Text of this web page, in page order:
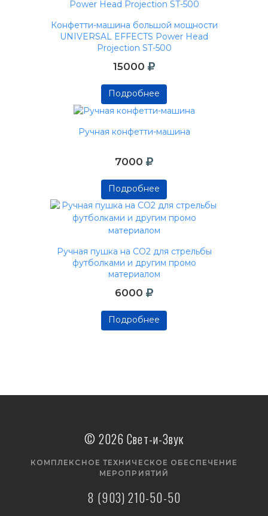
Конфетти-машина большой мощности
UNIVERSAL EFFECTS Power Head
Projection ST-500
15000
Подробнее
Подробнее
Подробнее
Ручная конфетти-машина
7000
Подробнее
Подробнее
Подробнее
Ручная пушка на СО2 для стрельбы
футболками и другим промо
материалом
6000
Подробнее
Подробнее
© 2026 Свет-и-Звук
КОМПЛЕКСНОЕ ТЕХНИЧЕСКОЕ ОБЕСПЕЧЕНИЕ
МЕРОПРИЯТИЙ
8 (903) 210-50-50